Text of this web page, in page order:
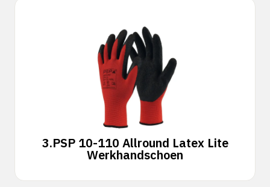
3.PSP 10-110 Allround Latex Lite
Werkhandschoen